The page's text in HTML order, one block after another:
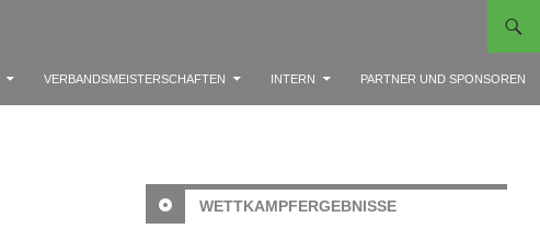
VERBANDSMEISTERSCHAFTEN INTERN PARTNER UND SPONSOREN
WETTKAMPFERGEBNISSE